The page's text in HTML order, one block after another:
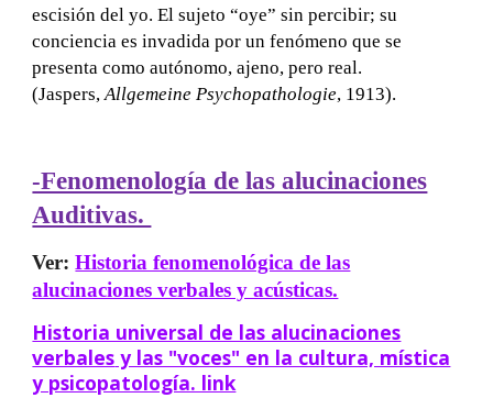
escisión del yo. El sujeto “oye” sin percibir; su
conciencia es invadida por un fenómeno que se
presenta como autónomo, ajeno, pero real.
(Jaspers,Allgemeine Psychopathologie, 1913).
-Fenomenología de las alucinaciones
Auditivas.
Ver: Historia fenomenológica de las
alucinaciones verbales y acústicas.
Historia universal de las alucinaciones
verbales y las "voces" en la cultura, mística
y psicopatología. link